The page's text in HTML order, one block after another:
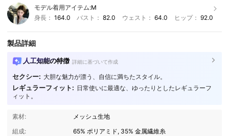
モデル着用アイテム:M
身長： 164.0 バスト：82.0 ウェスト： 64.0 ヒップ： 92.0
製品詳細
人工知能の特徴 詳細に基づいて作成
セクシー: 大胆な魅力が漂う、自信に満ちたスタイル。
レギュラーフィット: 日常使いに最適な、ゆったりとしたレギュラーフ
ィット。
素材:
メッシュ生地
組成:
65% ポリアミド, 35% 金属繊維糸